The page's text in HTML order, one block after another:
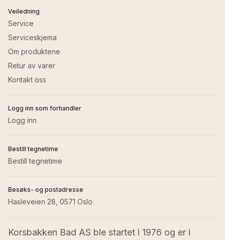
Veiledning
Service
Serviceskjema
Om produktene
Retur av varer
Kontakt oss
Logg inn som forhandler
Logg inn
Bestill tegnetime
Bestill tegnetime
Besøks- og postadresse
Hasleveien 28, 0571 Oslo
Korsbakken Bad AS ble startet i 1976 og er i